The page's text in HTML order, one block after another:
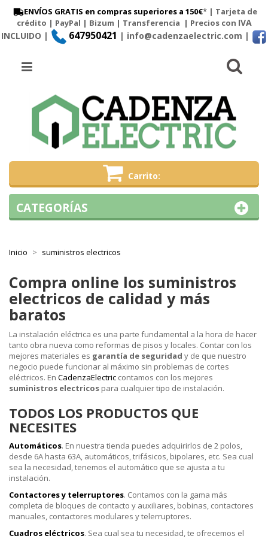
ENVÍOS GRATIS en compras superiores a 150€* | Tarjeta de
crédito | PayPal | Bizum | Transferencia | Precios con IVA
INCLUIDO |
647950421 | info@cadenzaelectric.com |
Carrito
Menú
Inicio suministros electricos
Compra online los suministros
electricos de calidad y más
baratos
La instalación eléctrica es una parte fundamental a la hora de hacer
tanto obra nueva como reformas de pisos y locales. Contar con los
mejores materiales es garantía de seguridad y de que nuestro
negocio puede funcionar al máximo sin problemas de cortes
eléctricos. En CadenzaElectric contamos con los mejores
suministros electricos para cualquier tipo de instalación.
TODOS LOS PRODUCTOS QUE
NECESITES
Automáticos. En nuestra tienda puedes adquirirlos de 2 polos,
desde 6A hasta 63A, automáticos, trifásicos, bipolares, etc. Sea cual
sea la necesidad, tenemos el automático que se ajusta a tu
instalación.
Contactores y telerruptores. Contamos con la gama más
completa de bloques de contacto y auxiliares, bobinas, contactores
manuales, contactores modulares y telerruptores.
Cuadros eléctricos. Sea cual sea tu necesidad, te ofrecemos el
CATEGORÍAS